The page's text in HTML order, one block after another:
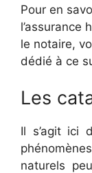
Pour en
l’assurance
le notaire,
dédié à ce
Les
Il s’agit ici
naturels